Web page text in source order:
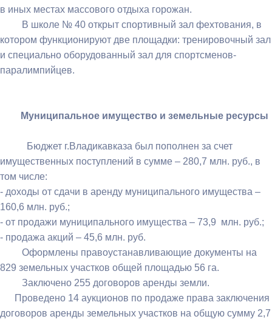
в иных местах массового отдыха горожан.
В школе № 40 открыт спортивный зал фехтования, в
котором функционируют две площадки: тренировочный зал
и специально оборудованный зал для спортсменов-
паралимпийцев.
Муниципальное имущество и земельные ресурсы
Бюджет г.Владикавказа был пополнен за счет
имущественных поступлений в сумме – 280,7 млн. руб., в
том числе:
- доходы от сдачи в аренду муниципального имущества –
160,6 млн. руб.;
- от продажи муниципального имущества – 73,9 млн. руб.;
- продажа акций – 45,6 млн. руб.
Оформлены правоустанавливающие документы на
829 земельных участков общей площадью 56 га.
Заключено 255 договоров аренды земли.
Проведено 14 аукционов по продаже права заключения
договоров аренды земельных участков на общую сумму 2,7